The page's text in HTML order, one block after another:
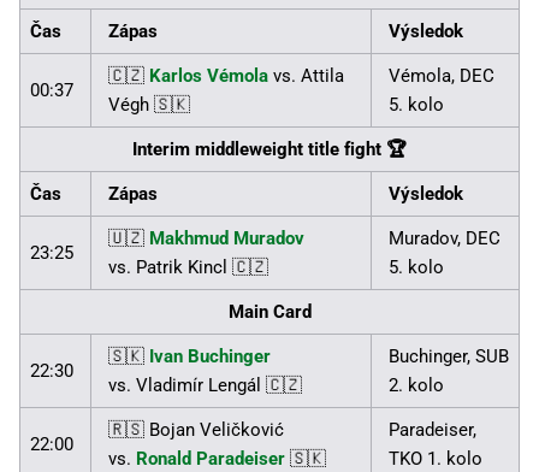
Čas Zápas Výsledok
00:37
🇨🇿 Karlos Vémola vs. Attila
Végh 🇸🇰
Vémola, DEC
5. kolo
Interim middleweight title fight 🏆
Čas Zápas Výsledok
23:25
🇺🇿 Makhmud Muradov
vs. Patrik Kincl 🇨🇿
Muradov, DEC
5. kolo
Main Card
22:30
🇸🇰 Ivan Buchinger
vs. Vladimír Lengál 🇨🇿
Buchinger, SUB
2. kolo
22:00
🇷🇸 Bojan Veličković
vs. Ronald Paradeiser 🇸🇰
Paradeiser,
TKO 1. kolo